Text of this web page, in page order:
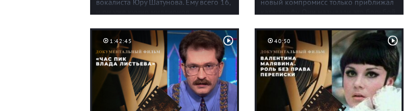
страну за страной.
1:42:45 40:50